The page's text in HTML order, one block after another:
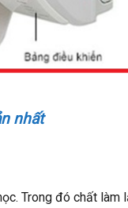
nhất
Trong đó chất làm